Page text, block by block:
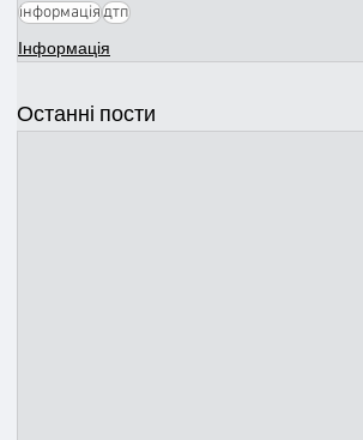
інформаціядтп
Інформація
Останні пости